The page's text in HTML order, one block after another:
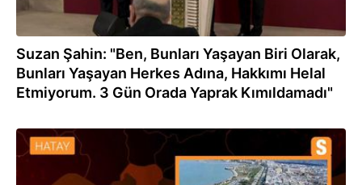
Suzan Şahin: "Ben, Bunları Yaşayan Biri Olarak,
Bunları Yaşayan Herkes Adına, Hakkımı Helal
Etmiyorum. 3 Gün Orada Yaprak Kımıldamadı"
09.03.2023